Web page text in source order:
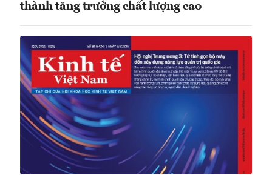
thành tăng trưởng chất lượng cao